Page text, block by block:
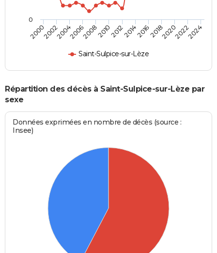
Saint-Sulpice-sur-Lèze
2000200220042006200820102012201420162018202020222024
0
Répartition des décès à Saint-Sulpice-sur-Lèze par
sexe
Données exprimées en nombre de décès (source :
Insee)